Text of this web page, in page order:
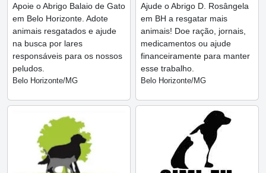
Apoie o Abrigo Balaio de Gato
em Belo Horizonte. Adote
animais resgatados e ajude
na busca por lares
responsáveis para os nossos
peludos.
Belo Horizonte/MG
Ajude o Abrigo D. Rosângela
em BH a resgatar mais
animais! Doe ração, jornais,
medicamentos ou ajude
financeiramente para manter
esse trabalho.
Belo Horizonte/MG